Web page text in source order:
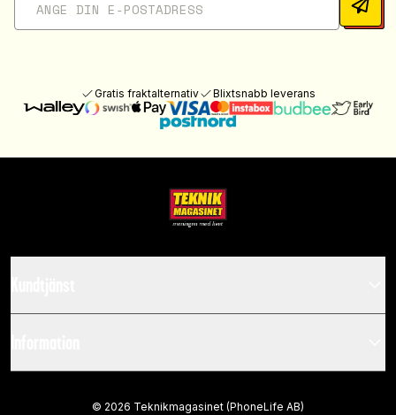
Gratis fraktalternativ Blixtsnabb leverans
© 2026 Teknikmagasinet (PhoneLife AB)